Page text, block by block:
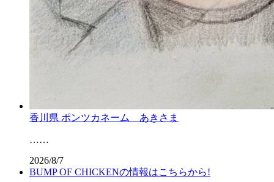
香川県 ポンツカネーム あきさま
……
2026/8/7
BUMP OF CHICKENの情報はこちらから!